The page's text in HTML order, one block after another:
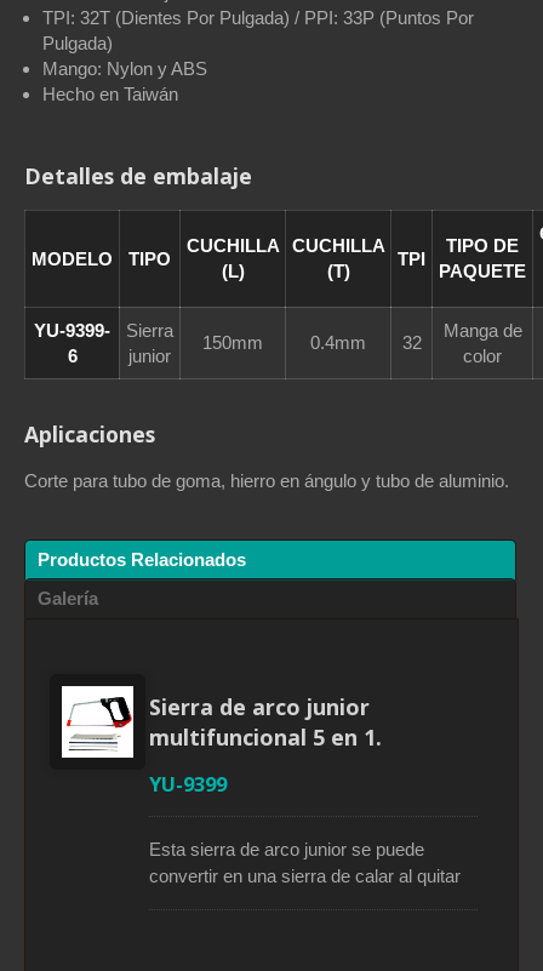
TPI: 32T (Dientes Por Pulgada) / PPI: 33P (Puntos Por
Pulgada)
Mango: Nylon y ABS
Hecho en Taiwán
Detalles de embalaje
MODELO TIPO
CUCHILLA
(L)
CUCHILLA
(T)
TPI
TIPO DE
PAQUETE
YU-9399-
6
Sierra
junior
150mm 0.4mm 32
Manga de
color
Aplicaciones
Corte para tubo de goma, hierro en ángulo y tubo de aluminio.
Productos Relacionados
Galería
Sierra de arco junior
multifuncional 5 en 1.
YU-9399
Esta sierra de arco junior se puede
convertir en una sierra de calar al quitar